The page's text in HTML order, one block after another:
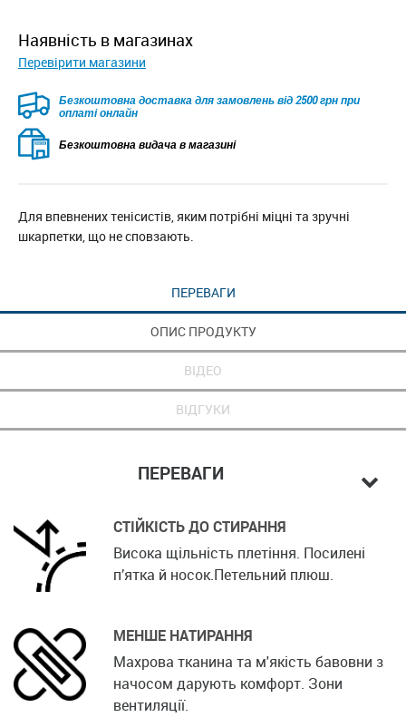
наявність в магазинах
Перевірити магазини
Безкоштовна доставка для замовлень від 2500 грн при
оплаті онлайн
Безкоштовна видача в магазині
Для впевнених тенісистів, яким потрібні міцні та зручні
шкарпетки, що не сповзають.
ПЕРЕВАГИ
ОПИС ПРОДУКТУ
ВІДЕО
ВІДГУКИ
ПЕРЕВАГИ
СТІЙКІСТЬ ДО СТИРАННЯ
Висока щільність плетіння. Посилені
п’ятка й носок.Петельний плюш.
МЕНШЕ НАТИРАННЯ
Махрова тканина та м'якість бавовни з
начосом дарують комфорт. Зони
вентиляції.